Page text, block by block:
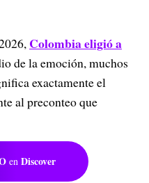
Colombia eligió a
de la emoción, muchos
exactamente el
al preconteo que
en Discover